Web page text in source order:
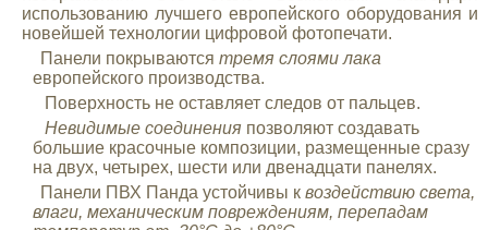
использованию лучшего европейского оборудования и
новейшей технологии цифровой фотопечати.
Панели покрываются тремя слоями лака
европейского производства.
Поверхность не оставляет следов от пальцев.
Невидимые соединенияпозволяют создавать
большие красочные композиции, размещенные сразу
на двух, четырех, шести или двенадцати панелях.
Панели ПВХ Панда устойчивы к воздействию света,
влаги, механическим повреждениям, перепадам